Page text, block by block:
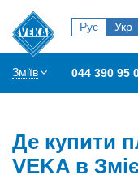
Рус Укр
Зміїв 044 390 95
Де купити
VEKA в